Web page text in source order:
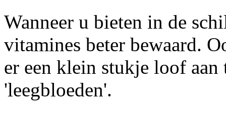
Wanneer u bieten in de
vitamines beter bewaard.
er een klein stukje loof
'leegbloeden'.